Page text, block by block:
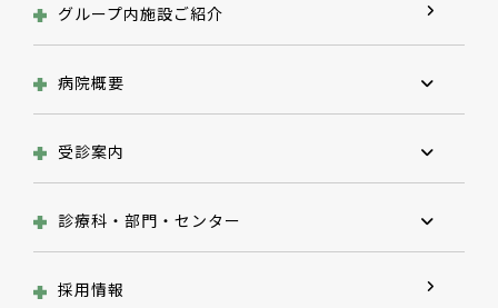
グループ内施設ご紹介
病院概要
受診案内
診療科・部門・センター
採用情報